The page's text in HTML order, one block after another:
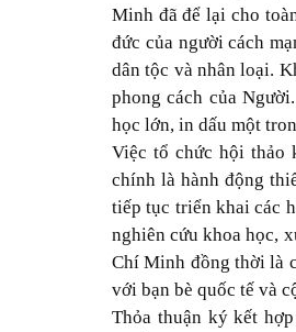
Minh đã để lại cho
đức của người cách
dân tộc và nhân loại.
phong cách của
học lớn, in dấu một
Việc tổ chức hội thảo
chính là hành động
tiếp tục triển khai các
nghiên cứu khoa học,
Chí Minh đồng thời là
với bạn bè quốc tế và
Thỏa thuận ký kết